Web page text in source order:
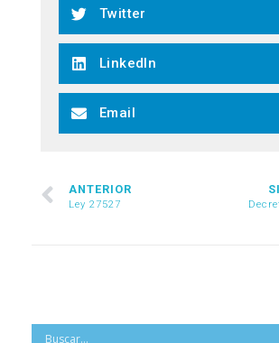
Twitter
LinkedIn
Email
ANTERIOR
Ley 27527